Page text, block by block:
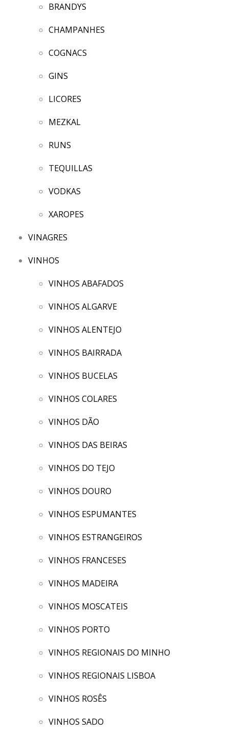
BRANDYS
CHAMPANHES
COGNACS
GINS
LICORES
MEZKAL
RUNS
TEQUILLAS
VODKAS
XAROPES
VINAGRES
VINHOS
VINHOS ABAFADOS
VINHOS ALGARVE
VINHOS ALENTEJO
VINHOS BAIRRADA
VINHOS BUCELAS
VINHOS COLARES
VINHOS DÃO
VINHOS DAS BEIRAS
VINHOS DO TEJO
VINHOS DOURO
VINHOS ESPUMANTES
VINHOS ESTRANGEIROS
VINHOS FRANCESES
VINHOS MADEIRA
VINHOS MOSCATEIS
VINHOS PORTO
VINHOS REGIONAIS DO MINHO
VINHOS REGIONAIS LISBOA
VINHOS ROSÊS
VINHOS SADO